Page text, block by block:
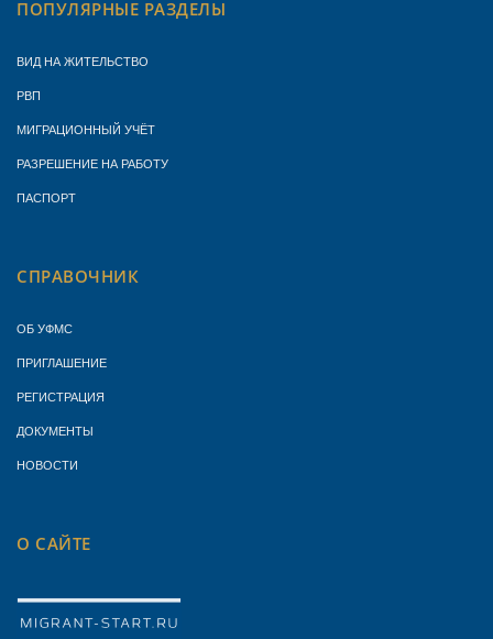
ПОПУЛЯРНЫЕ РАЗДЕЛЫ
ВИД НА ЖИТЕЛЬСТВО
РВП
МИГРАЦИОННЫЙ УЧЁТ
РАЗРЕШЕНИЕ НА РАБОТУ
ПАСПОРТ
СПРАВОЧНИК
ОБ УФМС
ПРИГЛАШЕНИЕ
РЕГИСТРАЦИЯ
ДОКУМЕНТЫ
НОВОСТИ
О САЙТЕ